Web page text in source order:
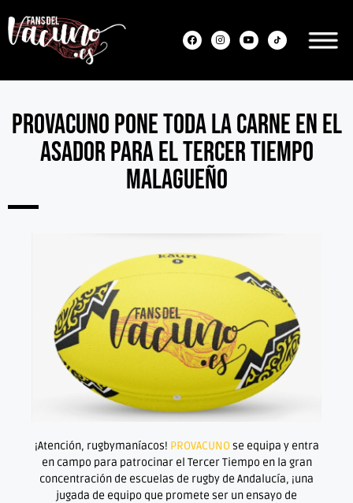
Provacuno pone toda la carne en el
asador para el Tercer Tiempo
malagueño
¡Atención, rugbymaníacos! PROVACUNOse equipa y entra
en campo para patrocinar el Tercer Tiempo en la gran
concentración de escuelas de rugby de Andalucía, ¡una
jugada de equipo que promete ser un ensayo de